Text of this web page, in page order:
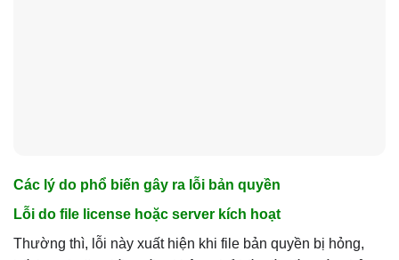
Các lý do phổ biến gây ra lỗi bản quyền
Lỗi do file license hoặc server kích hoạt
Thường thì, lỗi này xuất hiện khi file bản quyền bị hỏng,